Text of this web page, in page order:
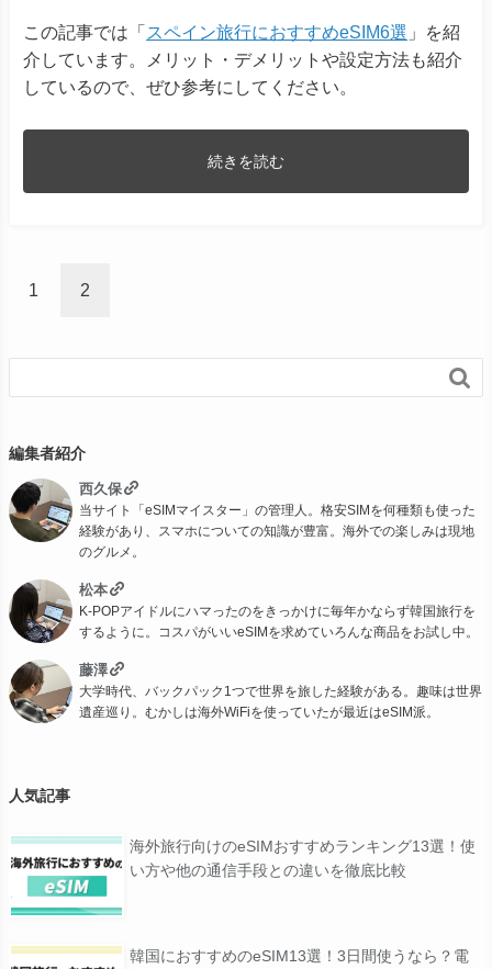
この記事では「 スペイン旅行におすすめeSIM6選 」を紹
介しています。メリット・デメリットや設定方法も紹介
しているので、ぜひ参考にしてください。
続きを読む
1 2

編集者紹介
西久保
当サイト「eSIMマイスター」の管理人。格安SIMを何種類も使った
経験があり、スマホについての知識が豊富。海外での楽しみは現地
のグルメ。
松本
K-POPアイドルにハマったのをきっかけに毎年かならず韓国旅行を
するように。コスパがいいeSIMを求めていろんな商品をお試し中。
藤澤
大学時代、バックパック1つで世界を旅した経験がある。趣味は世界
遺産巡り。むかしは海外WiFiを使っていたが最近はeSIM派。
人気記事
海外旅行向けのeSIMおすすめランキング13選！使
い方や他の通信手段との違いを徹底比較
韓国におすすめのeSIM13選！3日間使うなら？電